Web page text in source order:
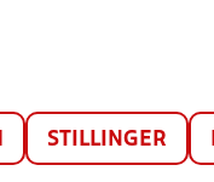
STILLINGER